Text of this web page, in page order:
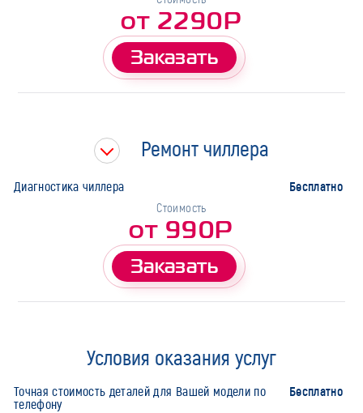
от 2290Р
Заказать
Ремонт чиллера
Диагностика чиллера Бесплатно
Стоимость
от 990Р
Заказать
Условия оказания услуг
Точная стоимость деталей для Вашей модели по
телефону
Бесплатно